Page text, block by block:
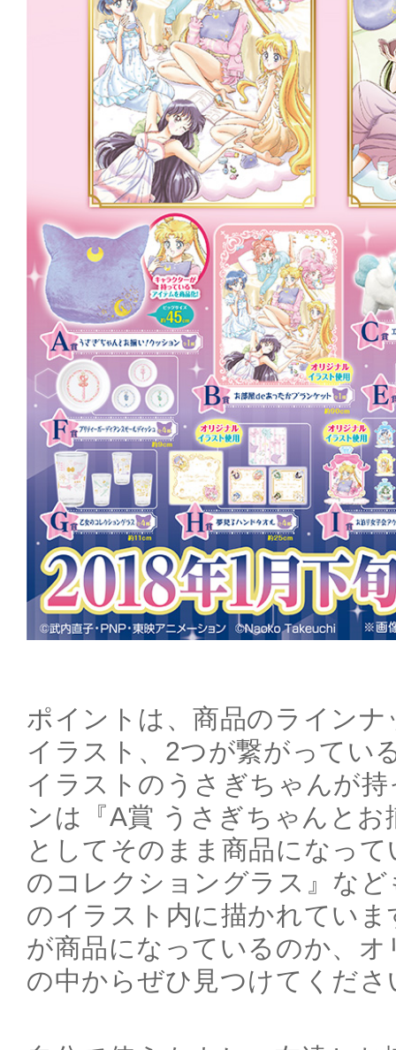
ポイントは、商品のライン
イラスト、2つが繋がってい
イラストのうさぎちゃんが
ンは『A賞 うさぎちゃんと
としてそのまま商品になっ
のコレクショングラス』など
のイラスト内に描かれてい
が商品になっているのか、
の中からぜひ見つけてくださ